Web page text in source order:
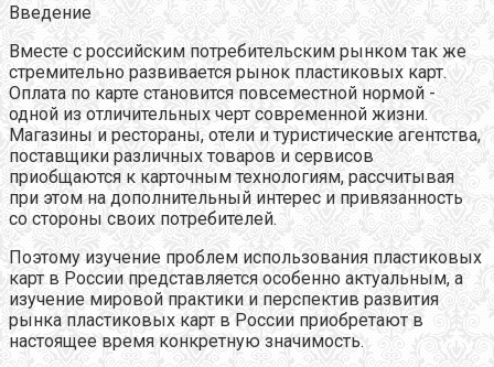
Введение
Вместе с российским потребительским рынком так же
стремительно развивается рынок пластиковых карт.
Оплата по карте становится повсеместной нормой -
одной из отличительных черт современной жизни.
Магазины и рестораны, отели и туристические агентства,
поставщики различных товаров и сервисов
приобщаются к карточным технологиям, рассчитывая
при этом на дополнительный интерес и привязанность
со стороны своих потребителей.
Поэтому изучение проблем использования пластиковых
карт в России представляется особенно актуальным, а
изучение мировой практики и перспектив развития
рынка пластиковых карт в России приобретают в
настоящее время конкретную значимость.